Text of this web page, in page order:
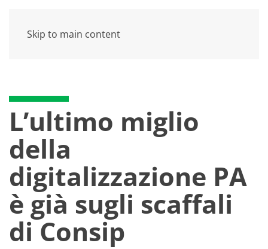
Skip to main content
L’ultimo miglio
della
digitalizzazione PA
è già sugli scaffali
di Consip